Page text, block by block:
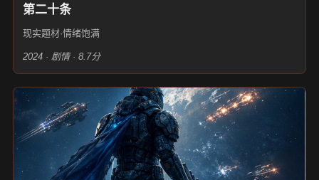
第二十条
现实题材·情绪饱满
2024 · 剧情 · 8.7分